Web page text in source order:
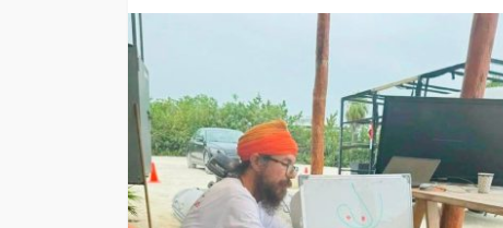
CANCÚN DESTACADAS
Blindan la higiene en
restaurantes
Redacción 6 horas ago